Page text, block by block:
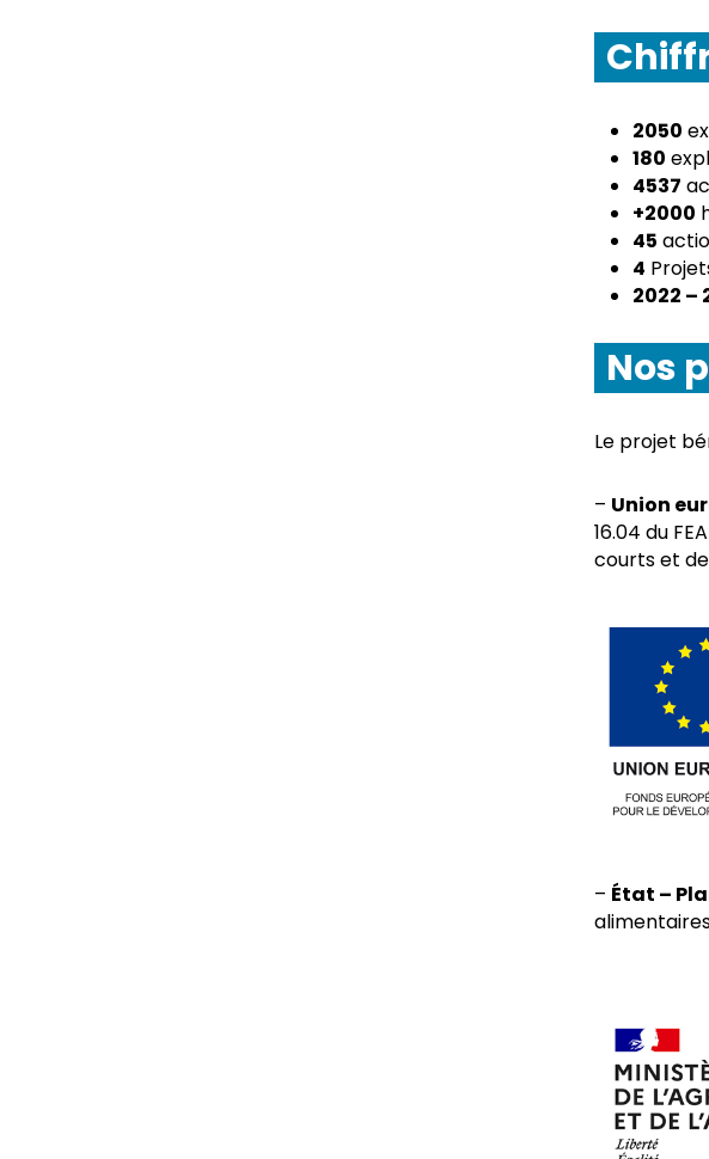
2050
180
4537
+2000
45
4
2022 –
Nos
Le projet
– Union
16.04 du
courts et
– État –